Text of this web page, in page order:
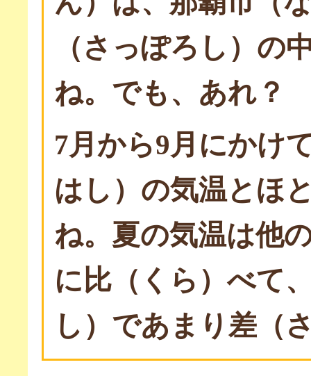
（さっぽろし）の
ね。でも、あれ？
7月から9月にかけ
はし）の気温とほ
ね。夏の気温は他
に比（くら）べて
し）であまり差（